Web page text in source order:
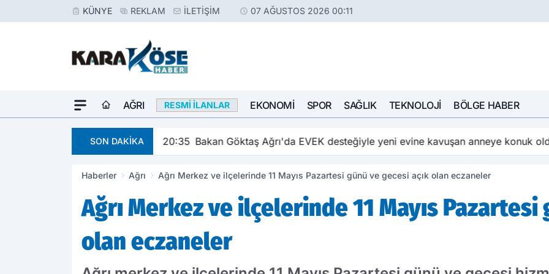
KÜNYE REKLAM İLETIŞIM 07 AĞUSTOS 2026 00:11
AĞRI RESMI İLANLAR EKONOMI SPOR SAĞLIK TEKNOLOJI BÖLGE HABER
SON DAKİKA 20:35 Bakan Göktaş Ağrı'da EVEK desteğiyle yeni evine kavuşan anneye konuk
Haberler Ağrı Ağrı Merkez ve ilçelerinde 11 Mayıs Pazartesi günü ve gecesi açık olan eczaneler
Ağrı Merkez ve ilçelerinde 11 Mayıs Pazartesi
olan eczaneler